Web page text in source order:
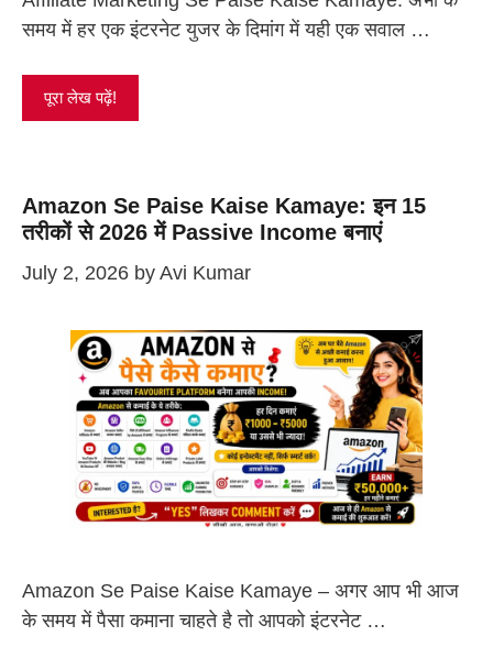
समय में हर एक इंटरनेट युजर के दिमांग में यही एक सवाल …
पूरा लेख पढ़ें!
Amazon Se Paise Kaise Kamaye: इन 15
तरीकों से 2026 में Passive Income बनाएं
July 2, 2026 by Avi Kumar
Amazon Se Paise Kaise Kamaye – अगर आप भी आज
के समय में पैसा कमाना चाहते है तो आपको इंटरनेट …